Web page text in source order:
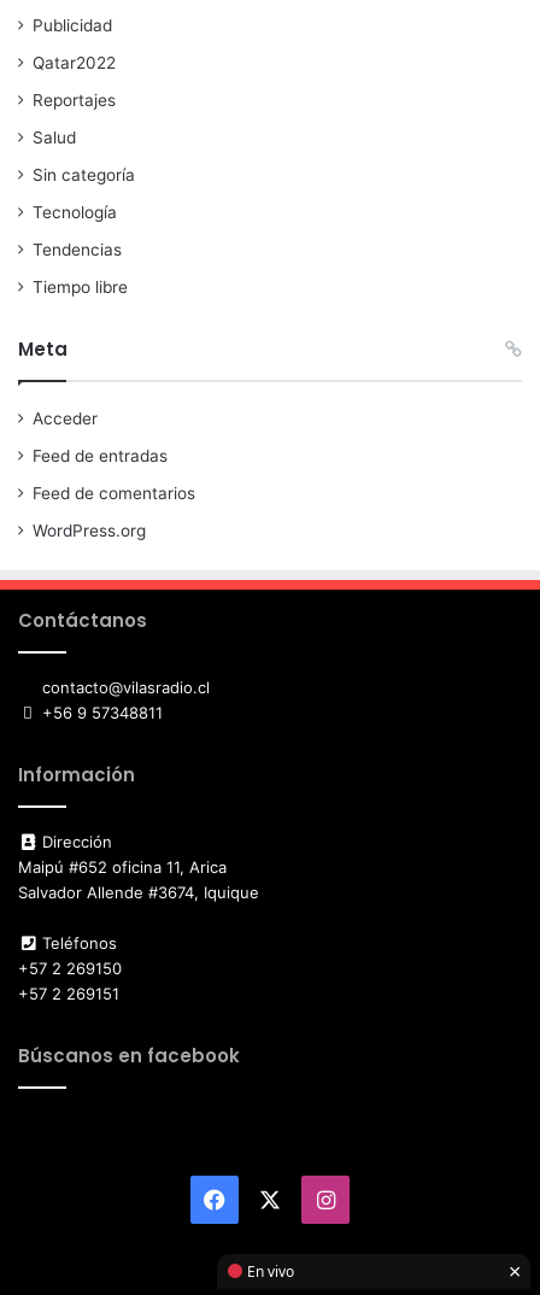
Publicidad
Qatar2022
Reportajes
Salud
Sin categoría
Tecnología
Tendencias
Tiempo libre
Meta
Acceder
Feed de entradas
Feed de comentarios
WordPress.org
Contáctanos
contacto@vilasradio.cl
+56 9 57348811
Información
Dirección
Maipú #652 oficina 11, Arica
Salvador Allende #3674, Iquique
Teléfonos
+57 2 269150
+57 2 269151
Búscanos en facebook
Facebook Instagram
En vivo ×